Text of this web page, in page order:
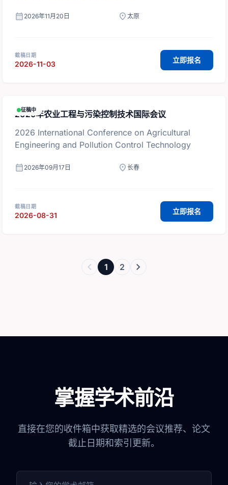
calendar_month 2026年11月20日 location_on 太原
截稿日期
2026-11-03 立即报名
征稿中
2026年农业工程与污染控制技术国际会议
2026 International Conference on Agricultural
Engineering and Pollution Control Technology
calendar_month 2026年09月17日 location_on 长春
截稿日期
2026-08-31 立即报名
chevron_left 1 2 chevron_right
掌握学术前沿
直接在您的收件箱中获取精选的会议推荐、论文
截止日期和索引更新。